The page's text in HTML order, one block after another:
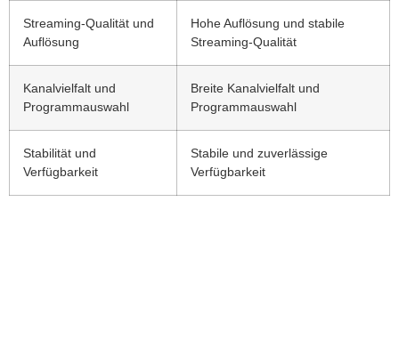
Streaming-Qualität und
Auflösung
Hohe Auflösung und stabile
Streaming-Qualität
Kanalvielfalt und
Programmauswahl
Breite Kanalvielfalt und
Programmauswahl
Stabilität und
Verfügbarkeit
Stabile und zuverlässige
Verfügbarkeit